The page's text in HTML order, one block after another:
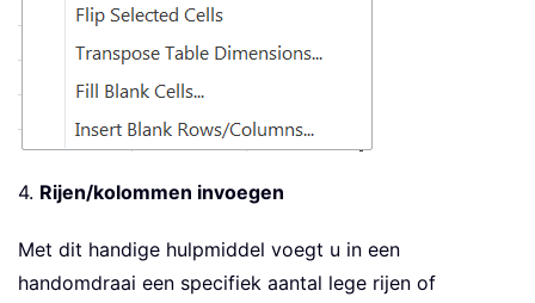
4. Rijen/kolommen invoegen
Met dit handige hulpmiddel voegt u in een
handomdraai een specifiek aantal lege rijen of